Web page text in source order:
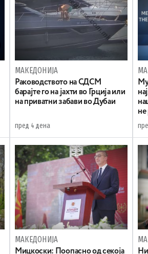
МАКЕДОНИЈА
Раководството на СДСМ
барајте го на јахти во Грција или
на приватни забави во Дубаи
пред 4 дена
не
МАКЕДОНИЈА
Мицкоски: Поопасно од секоја